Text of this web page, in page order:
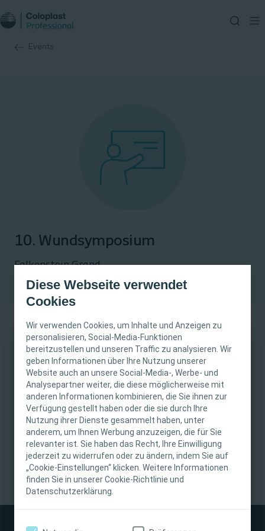
Diese Webseite verwendet
Cookies
Wir verwenden Cookies, um Inhalte und Anzeigen zu
personalisieren, Social-Media-Funktionen
bereitzustellen und unseren Traffic zu analysieren. Wir
geben Informationen über Ihre Nutzung unserer
Website auch an unsere Social-Media-, Werbe- und
Analysepartner weiter, die diese möglicherweise mit
anderen Informationen kombinieren, die Sie ihnen zur
Verfügung gestellt haben oder die sie durch Ihre
Nutzung ihrer Dienste gesammelt haben, unter
anderem, um Ihnen Werbung anzuzeigen, die für Sie
relevanter ist. Sie haben das Recht, Ihre Einwilligung
jederzeit zu widerrufen oder zu ändern, indem Sie auf
„Cookie-Einstellungen“ klicken. Weitere Informationen
finden Sie in unserer Cookie-Richtlinie und
Datenschutzerklärung.
Events
WICHTIGER HINWEIS
Diese Website richtet sich nur an medizinisches
Fachpersonal. Der Inhalt der Website ist für
fachliche Informations- und Fortbildungszwecke
bestimmt. Coloplast bietet keinen individuellen
medizinischen Rat. Die Verantwortung für die
individuelle Patientenversorgung liegt beim
medizinischen Fachpersonal. Detaillierte
Produktinformationen zu den vorgestellten
Produkten, einschließlich Anwendungshinweise,
Vorsichtsmaßnahmen und Warnhinweisen,
10. Wundsymposium
Falkenstein Grand
16. Oktober 2025
Falkenstein Grand,
Debusweg 6-18, 61462
Königstein/Falkenstein
Veranstaltungspreis
Wundversorgung
Präsenz-Veranstaltung